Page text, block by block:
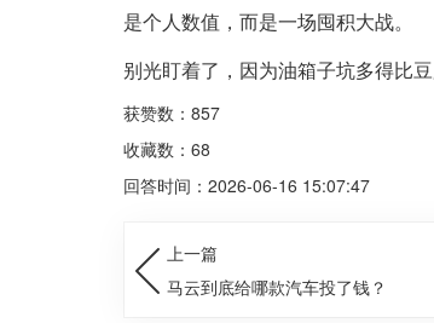
是个人数值，而是一场囤积大战。
别光盯着了，因为油箱子坑多得比
获赞数：857
收藏数：68
回答时间：2026-06-16 15:07:47
上一篇
马云到底给哪款汽车投了钱？